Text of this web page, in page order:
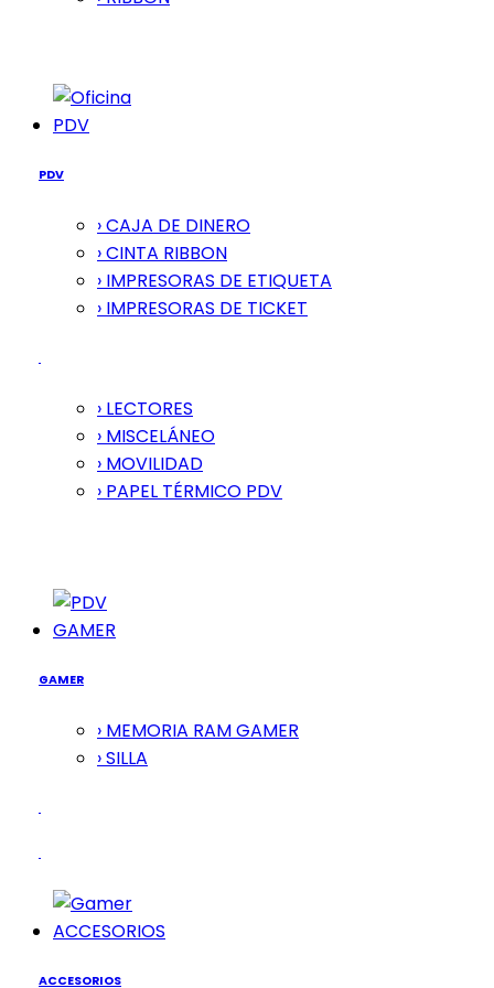
PDV
PDV
› CAJA DE DINERO
› CINTA RIBBON
› IMPRESORAS DE ETIQUETA
› IMPRESORAS DE TICKET
› LECTORES
› MISCELÁNEO
› MOVILIDAD
› PAPEL TÉRMICO PDV
GAMER
GAMER
› MEMORIA RAM GAMER
› SILLA
ACCESORIOS
ACCESORIOS